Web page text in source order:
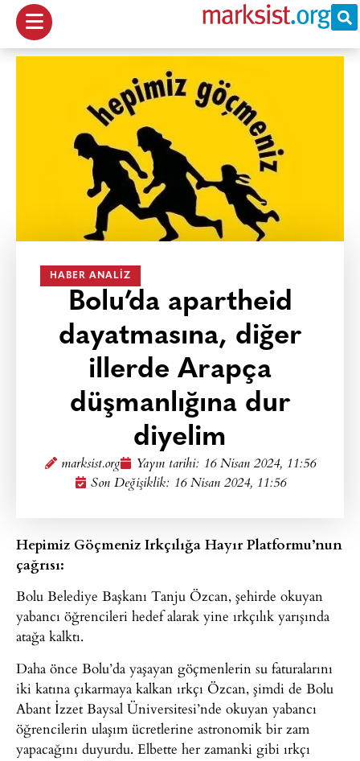
HABER ANALIZ
Bolu’da apartheid
dayatmasına, diğer
illerde Arapça
düşmanlığına dur
diyelim
marksist.org Yayın tarihi: 16 Nisan 2024, 11:56
Son Değişiklik: 16 Nisan 2024, 11:56
Hepimiz Göçmeniz Irkçılığa Hayır Platformu’nun
çağrısı:
Bolu Belediye Başkanı Tanju Özcan, şehirde okuyan
yabancı öğrencileri hedef alarak yine ırkçılık yarışında
atağa kalktı.
Daha önce Bolu’da yaşayan göçmenlerin su faturalarını
iki katına çıkarmaya kalkan ırkçı Özcan, şimdi de Bolu
Abant İzzet Baysal Üniversitesi’nde okuyan yabancı
öğrencilerin ulaşım ücretlerine astronomik bir zam
yapacağını duyurdu. Elbette her zamanki gibi ırkçı